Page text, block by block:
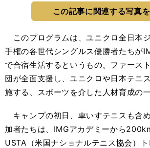
この記事に関連する写真
このプログラムは、ユニクロ全日本
手権の各世代シングルス優勝者たちが
で合宿生活するというもの。ファース
団が全面支援し、ユニクロや日本テニ
施する、スポーツを介した人材育成の一
キャンプの初日、車いすテニスも含
加者たちは、IMGアカデミーから
USTA（米国ナショナルテニス協会）